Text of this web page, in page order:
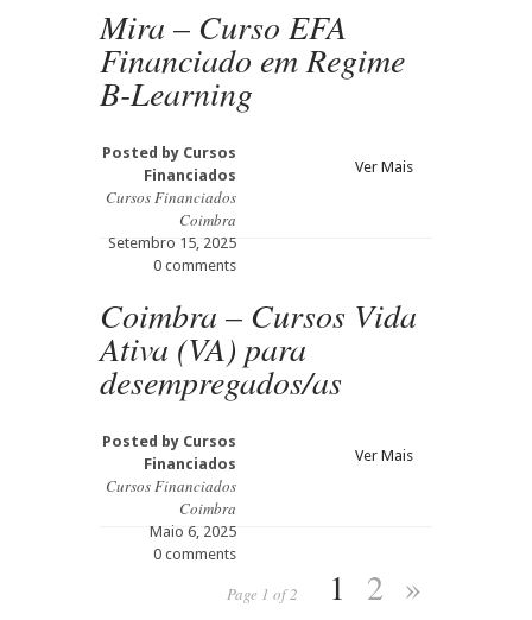
Mira – Curso EFA
Financiado em Regime
B-Learning
Posted by Cursos
Financiados
Cursos Financiados
Coimbra
Setembro 15, 2025
0 comments
Ver Mais
Coimbra – Cursos Vida
Ativa (VA) para
desempregados/as
Posted by Cursos
Financiados
Cursos Financiados
Coimbra
Maio 6, 2025
0 comments
Ver Mais
Page 1 of 2 1 2 »